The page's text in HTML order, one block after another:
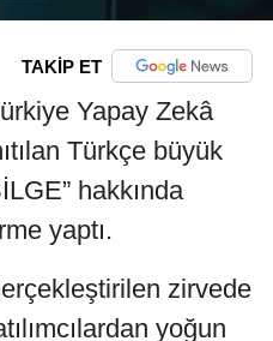
TAKİP ET
Yapay Zekâ
Türkçe büyük
hakkında
yaptı.
zirvede
yoğun